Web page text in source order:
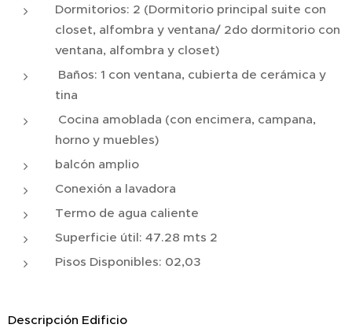
Dormitorios: 2 (Dormitorio principal suite con
closet, alfombra y ventana/ 2do dormitorio con
ventana, alfombra y closet)
Baños: 1 con ventana, cubierta de cerámica y
tina
Cocina amoblada (con encimera, campana,
horno y muebles)
balcón amplio
Conexión a lavadora
Termo de agua caliente
Superficie útil: 47.28 mts 2
Pisos Disponibles: 02,03
Descripción Edificio